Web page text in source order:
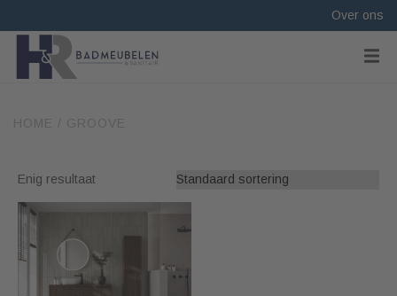
Over ons
HOME GROOVE
Enig resultaat